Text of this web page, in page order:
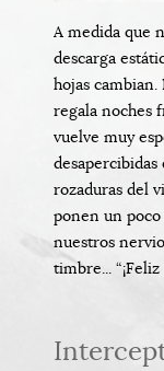
A medida que
descarga
hojas
regala noches
vuelve muy
desapercibidas
rozaduras del
ponen un poco
nuestros
timbre...